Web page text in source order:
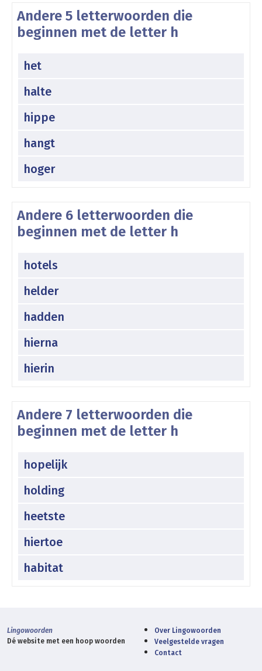
Andere 5 letterwoorden die
beginnen met de letter h
het
halte
hippe
hangt
hoger
Andere 6 letterwoorden die
beginnen met de letter h
hotels
helder
hadden
hierna
hierin
Andere 7 letterwoorden die
beginnen met de letter h
hopelijk
holding
heetste
hiertoe
habitat
Lingowoorden
Dé website met een hoop woorden
Over Lingowoorden
Veelgestelde vragen
Contact